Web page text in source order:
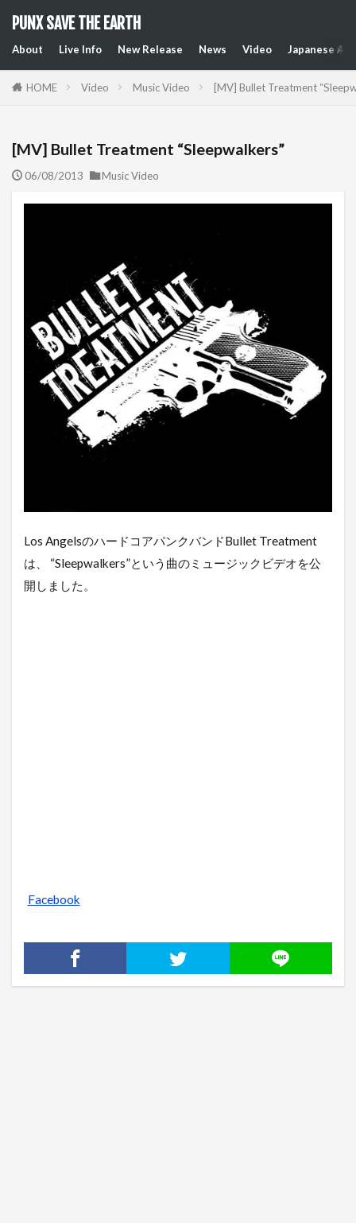
PUNX SAVE THE EARTH
About Live Info New Release News Video Japanese
HOME Video Music Video [MV] Bullet Treatment
[MV] Bullet Treatment “Sleepwalkers”
06/08/2013 Music Video
Los AngelsのハードコアパンクバンドBullet Treatment
は、 “Sleepwalkers”という曲のミュージックビデオを公
開しました。
Facebook